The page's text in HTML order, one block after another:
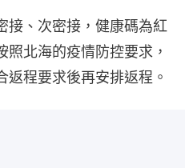
接、次密接，健康碼為紅
北海的疫情防控要求，
程要求後再安排返程。